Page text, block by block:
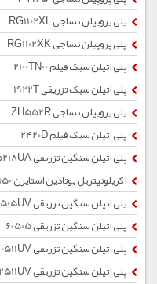
پلی پروپیلن نساجی RG1102XL
پلی پروپیلن نساجی RG1102XK
پلی اتیلن سبک فیلم 2100TN00
پلی اتیلن سبک تزریقی 1922T
پلی پروپیلن نساجی ZH552R
پلی اتیلن سبک فیلم 2420D
پلی اتیلن سنگین تزریقی 5218UA
اکریلونیتریل بوتادین استایرن 0150
پلی اتیلن سنگین تزریقی 52505UV
پلی اتیلن سنگین تزریقی 60505
پلی اتیلن سنگین تزریقی 60511UV
پلی اتیلن سنگین تزریقی 52511UV